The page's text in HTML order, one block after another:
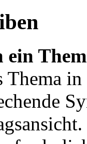
ein
Thema